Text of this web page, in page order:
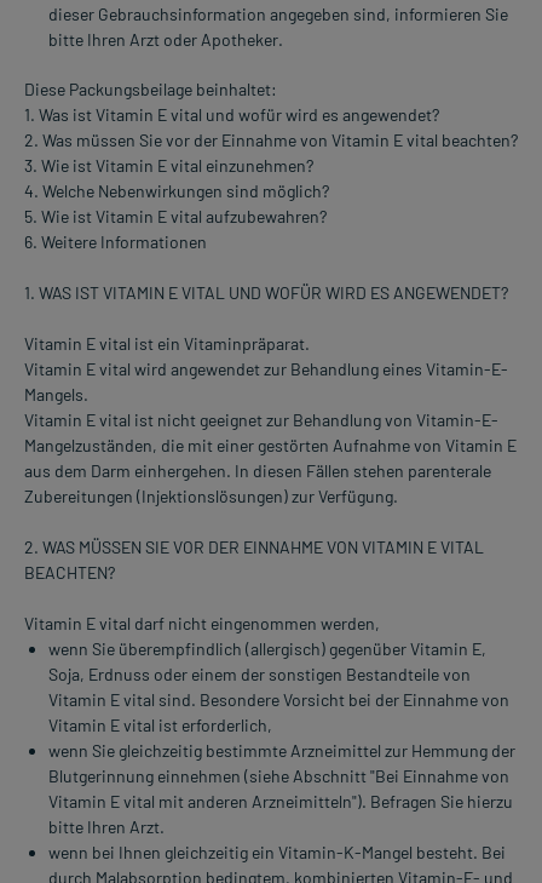
dieser Gebrauchsinformation angegeben sind, informieren Sie
bitte Ihren Arzt oder Apotheker.
Diese Packungsbeilage beinhaltet:
1. Was ist Vitamin E vital und wofür wird es angewendet?
2. Was müssen Sie vor der Einnahme von Vitamin E vital beachten?
3. Wie ist Vitamin E vital einzunehmen?
4. Welche Nebenwirkungen sind möglich?
5. Wie ist Vitamin E vital aufzubewahren?
6. Weitere Informationen
1. WAS IST VITAMIN E VITAL UND WOFÜR WIRD ES ANGEWENDET?
Vitamin E vital ist ein Vitaminpräparat.
Vitamin E vital wird angewendet zur Behandlung eines Vitamin-E-
Mangels.
Vitamin E vital ist nicht geeignet zur Behandlung von Vitamin-E-
Mangelzuständen, die mit einer gestörten Aufnahme von Vitamin E
aus dem Darm einhergehen. In diesen Fällen stehen parenterale
Zubereitungen (Injektionslösungen) zur Verfügung.
2. WAS MÜSSEN SIE VOR DER EINNAHME VON VITAMIN E VITAL
BEACHTEN?
Vitamin E vital darf nicht eingenommen werden,
wenn Sie überempfindlich (allergisch) gegenüber Vitamin E,
Soja, Erdnuss oder einem der sonstigen Bestandteile von
Vitamin E vital sind. Besondere Vorsicht bei der Einnahme von
Vitamin E vital ist erforderlich,
wenn Sie gleichzeitig bestimmte Arzneimittel zur Hemmung der
Blutgerinnung einnehmen (siehe Abschnitt "Bei Einnahme von
Vitamin E vital mit anderen Arzneimitteln"). Befragen Sie hierzu
bitte Ihren Arzt.
wenn bei Ihnen gleichzeitig ein Vitamin-K-Mangel besteht. Bei
durch Malabsorption bedingtem, kombinierten Vitamin-E- und